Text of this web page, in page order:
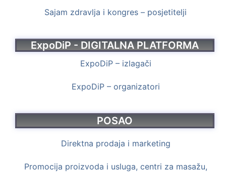
Sajam zdravlja i kongres – posjetitelji
ExpoDiP - DIGITALNA PLATFORMA
ExpoDiP – izlagači
ExpoDiP – organizatori
POSAO
Direktna prodaja i marketing
Promocija proizvoda i usluga, centri za masažu,